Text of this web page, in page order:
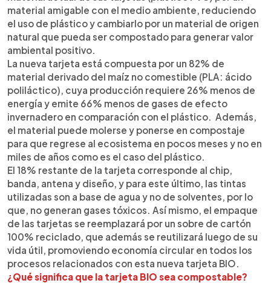
material amigable con el medio ambiente, reduciendo
el uso de plástico y cambiarlo por un material de origen
natural que pueda ser compostado para generar valor
ambiental positivo.
La nueva tarjeta está compuesta por un 82% de
material derivado del maíz no comestible (PLA: ácido
poliláctico), cuya producción requiere 26% menos de
energía y emite 66% menos de gases de efecto
invernadero en comparación con el plástico. Además,
el material puede molerse y ponerse en compostaje
para que regrese al ecosistema en pocos meses y no en
miles de años como es el caso del plástico.
El 18% restante de la tarjeta corresponde al chip,
banda, antena y diseño, y para este último, las tintas
utilizadas son a base de agua y no de solventes, por lo
que, no generan gases tóxicos. Así mismo, el empaque
de las tarjetas se reemplazará por un sobre de cartón
100% reciclado, que además se reutilizará luego de su
vida útil, promoviendo economía circular en todos los
procesos relacionados con esta nueva tarjeta BIO.
¿Qué significa que la tarjeta BIO sea compostable?